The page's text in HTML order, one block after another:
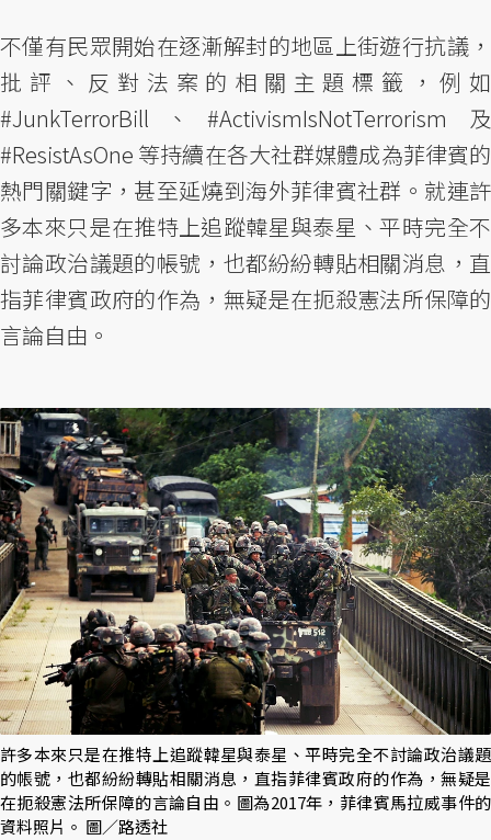
不僅有民眾開始在逐漸解封的地區上街遊行抗議，
批評、反對法案的相關主題標籤，例如
#JunkTerrorBill、#ActivismIsNotTerrorism 及
#ResistAsOne 等持續在各大社群媒體成為菲律賓的
熱門關鍵字，甚至延燒到海外菲律賓社群。就連許
多本來只是在推特上追蹤韓星與泰星、平時完全不
討論政治議題的帳號，也都紛紛轉貼相關消息，直
指菲律賓政府的作為，無疑是在扼殺憲法所保障的
言論自由。
許多本來只是在推特上追蹤韓星與泰星、平時完全不討論政治議題
的帳號，也都紛紛轉貼相關消息，直指菲律賓政府的作為，無疑是
在扼殺憲法所保障的言論自由。圖為2017年，菲律賓馬拉威事件的
資料照片。 圖／路透社